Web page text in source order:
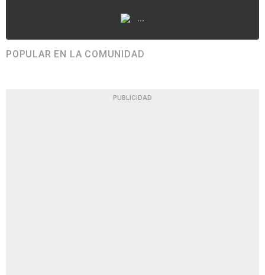
...
POPULAR EN LA COMUNIDAD
PUBLICIDAD